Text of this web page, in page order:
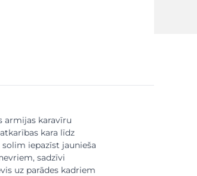
larger imageView larger image
armijas karavīru
kara līdz
iepazīst jaunieša
sadzīvi
uz parādes kadriem